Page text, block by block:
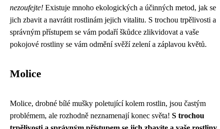
nezoufejte! Existuje mnoho ekologických a účinných metod, jak se
jich zbavit a navrátit rostlinám jejich vitalitu. S trochou trpělivosti a
správným přístupem se vám podaří škůdce zlikvidovat a vaše
pokojové rostliny se vám odmění svěží zelení a záplavou květů.
Molice
Molice, drobné bílé mušky poletující kolem rostlin, jsou častým
problémem, ale rozhodně neznamenají konec světa! S trochou